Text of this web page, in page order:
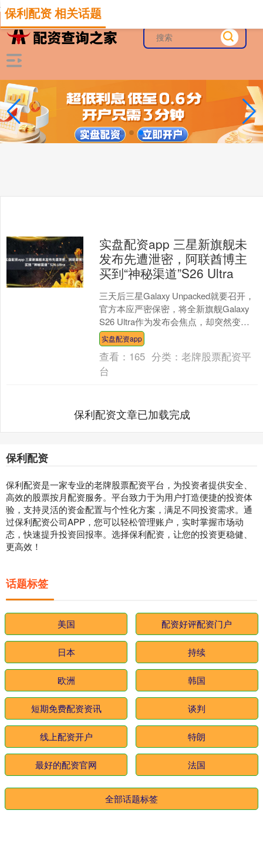
-->保利配资 相关话题
实盘配资app 三星新旗舰未
发布先遭泄密，阿联酋博主
买到“神秘渠道”S26 Ultra
三天后三星Galaxy Unpacked就要召开，
官方本应严密保密，将全新旗舰Galaxy
S26 Ultra作为发布会焦点，却突然变成
了全民提前剧透。事情发酵....
实盘配资app
查看： 165 分类：老牌股票配资平
台
保利配资文章已加载完成
保利配资
保利配资是一家专业的老牌股票配资平台，为投资者提供安全、
高效的股票按月配资服务。平台致力于为用户打造便捷的投资体
验，支持灵活的资金配置与个性化方案，满足不同投资需求。通
过保利配资公司APP，您可以轻松管理账户，实时掌握市场动
态，快速提升投资回报率。选择保利配资，让您的投资更稳健、
更高效！
话题标签
美国 配资好评配资门户
日本 持续
欧洲 韩国
短期免费配资资讯 谈判
线上配资开户 特朗
最好的配资官网 法国
全部话题标签